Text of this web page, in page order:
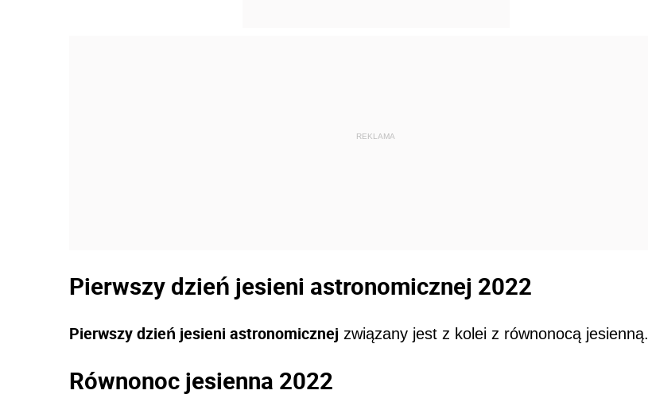
REKLAMA
Pierwszy dzień jesieni astronomicznej 2022
Pierwszy dzień jesieni astronomicznej związany jest z kolei z równonocą jesienną.
Równonoc jesienna 2022